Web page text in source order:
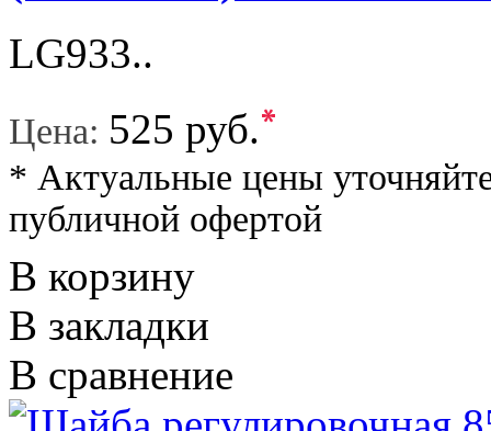
LG933..
Цена: 525 руб.*
* Актуальные цены
публичной офертой
В корзину
В закладки
В сравнение